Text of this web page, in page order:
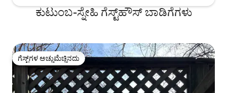
ಕುಟುಂಬ-ಸ್ನೇಹಿ ಗೆಸ್ಟ್‌ಹೌಸ್ ಬಾಡಿಗೆಗಳು
ಗೆಸ್ಟ್‌ಗಳ ಅಚ್ಚುಮೆಚ್ಚಿನದು
ಗೆಸ್ಟ್‌ಗಳ ಅಚ್ಚುಮೆಚ್ಚಿನದು